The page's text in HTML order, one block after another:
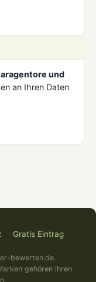
und
an Ihren Daten
Gratis Eintrag
bewerten.de.
gehören ihren